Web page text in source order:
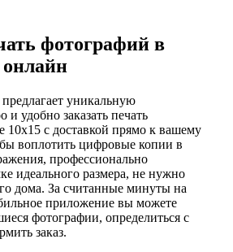
фотографий в
онлайн
уникальную
и удобно заказать печать
10х15 с доставкой прямо к вашему
воплотить цифровые копии в
профессионально
идеального размера, не нужно
дома. За считанные минуты на
приложение вы можете
фотографии, определиться с
заказ.